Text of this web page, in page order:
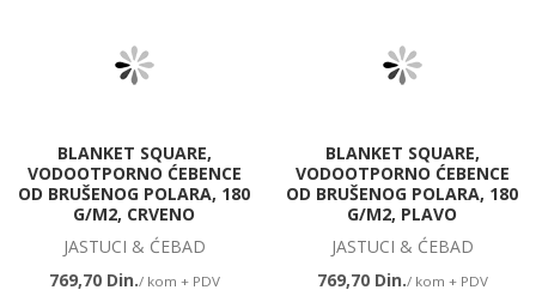
BLANKET SQUARE,
VODOOTPORNO ĆEBENCE
OD BRUŠENOG POLARA, 180
G/M2, CRVENO
JASTUCI & ĆEBAD
769,70 Din./ kom + PDV
BLANKET SQUARE,
VODOOTPORNO ĆEBENCE
OD BRUŠENOG POLARA, 180
G/M2, PLAVO
JASTUCI & ĆEBAD
769,70 Din./ kom + PDV